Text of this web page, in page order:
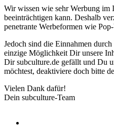
Wir wissen wie sehr Werbung im
beeinträchtigen kann. Deshalb
penetrante Werbeformen wie
Jedoch sind die Einnahmen
einzige Möglichkeit Dir unsere
Dir subculture.de gefällt und Du
möchtest, deaktiviere doch bitte
Vielen Dank dafür!
Dein subculture-Team